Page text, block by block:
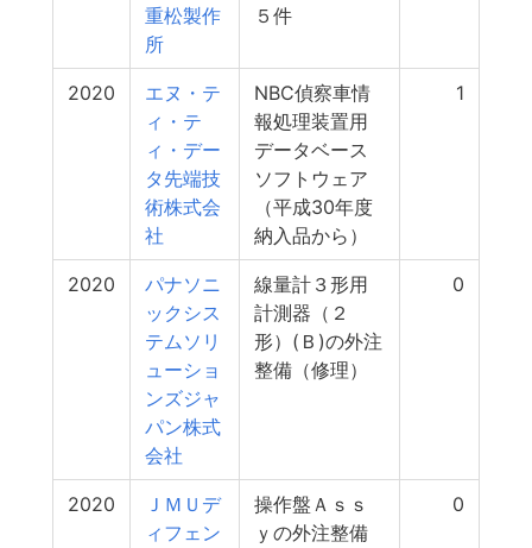
重松製作
所
５件
2020
エヌ・テ
ィ・テ
ィ・デー
タ先端技
術株式会
社
NBC偵察車情
報処理装置用
データベース
ソフトウェア
（平成30年度
納入品から）
1
2020
パナソニ
ックシス
テムソリ
ューショ
ンズジャ
パン株式
会社
線量計３形用
計測器（２
形）(Ｂ)の外注
整備（修理）
0
2020
ＪＭＵデ
ィフェン
操作盤Ａｓｓ
ｙの外注整備
0